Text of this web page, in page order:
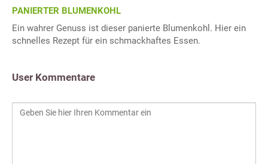
PANIERTER BLUMENKOHL
Ein wahrer Genuss ist dieser panierte Blumenkohl. Hier ein
schnelles Rezept für ein schmackhaftes Essen.
User Kommentare